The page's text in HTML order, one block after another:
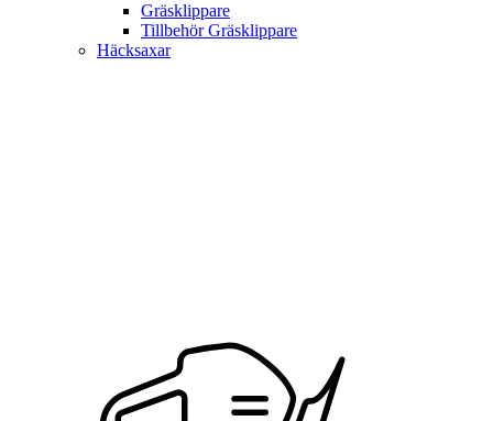
Gräsklippare
Tillbehör Gräsklippare
Häcksaxar